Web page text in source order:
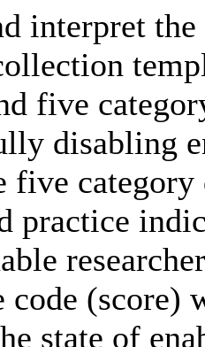
interpret
five
disabling
five
practice
code (score)
state of